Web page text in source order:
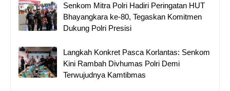
Senkom Mitra Polri Hadiri Peringatan HUT
Bhayangkara ke-80, Tegaskan Komitmen
Dukung Polri Presisi
Langkah Konkret Pasca Korlantas: Senkom
Kini Rambah Divhumas Polri Demi
Terwujudnya Kamtibmas